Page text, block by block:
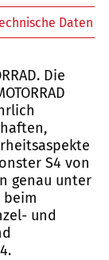
Daten
Die
S4 von
genau unter
beim
und